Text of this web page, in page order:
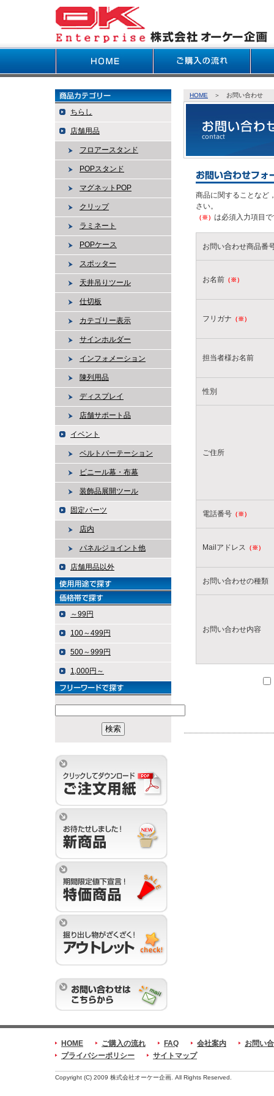
ちらし
店舗用品
フロアースタンド
POPスタンド
マグネットPOP
クリップ
ラミネート
POPケース
スポッター
天井吊りツール
仕切板
カテゴリー表示
サインホルダー
インフォメーション
陳列用品
ディスプレイ
店舗サポート品
イベント
ベルトパーテーション
ビニール幕・布幕
装飾品展開ツール
固定パーツ
店内
パネルジョイント他
店舗用品以外
～99円
100～499円
500～999円
1,000円～
HOME ＞ お問い合わせ
商品に関することなど
さい。
（※） は必須入力項目
お問い合わせ商品番
お名前 （※）
フリガナ （※）
担当者様お名前
性別
ご住所
電話番号 （※）
Mailアドレス （※）
お問い合わせの種類
お問い合わせ内容
HOME ご購入の流れ FAQ 会社案内
お問い
プライバシーポリシー
サイトマップ
Copyright (C) 2009 株式会社オーケー企画. All Rights Reserved.